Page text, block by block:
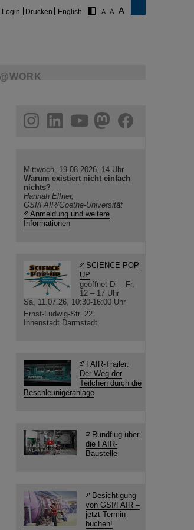
Login Drucken English
@WORK
facebook
Mittwoch, 19.08.2026, 14 Uhr
Warum existiert nicht einfach
nichts?
Hannah Elfner,
GSI/FAIR/Goethe-Universität
Anmeldung und weitere
Informationen
SCIENCE POP-
UP
geöffnet Di – Fr,
12 – 17 Uhr
Sa, 11.07.26, 10:30-16:00 Uhr
Ernst-Ludwig-Str. 22
Innenstadt Darmstadt
FAIR-Trailer:
Der Weg der
Teilchen durch die
Beschleunigeranlage
Rundflug über
die FAIR-
Baustelle
Besichtigung
von GSI/FAIR –
jetzt Termin
buchen!